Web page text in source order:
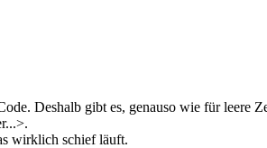
Deshalb gibt es, genauso wie für
wirklich schief läuft.